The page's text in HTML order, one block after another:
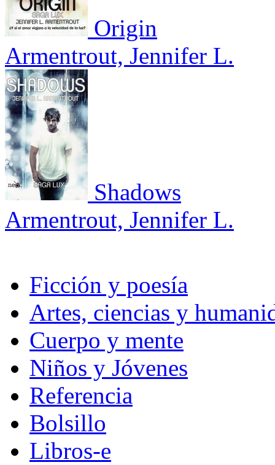
Origin
Armentrout, Jennifer L.
Shadows
Armentrout, Jennifer L.
Ficción y poesía
Artes, ciencias y
Cuerpo y mente
Niños y Jóvenes
Referencia
Bolsillo
Libros-e